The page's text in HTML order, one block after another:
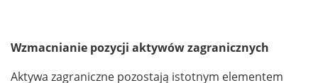
Wzmacnianie pozycji aktywów zagranicznych
Aktywa zagraniczne pozostają istotnym elementem